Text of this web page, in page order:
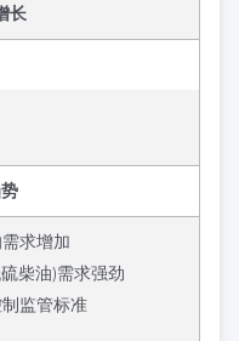
长
求增加
柴油)需求强劲
监管标准